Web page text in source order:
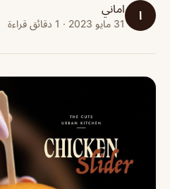
ا اماني
31 مايو 2023 · 1 دقائق قراءة